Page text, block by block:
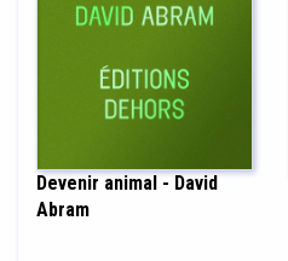
Devenir animal - David
Abram